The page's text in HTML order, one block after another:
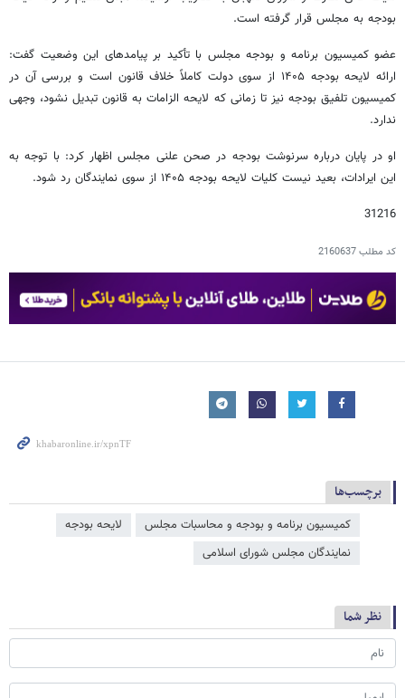
بودجه به مجلس قرار گرفته است.
عضو کمیسیون برنامه و بودجه مجلس با تأکید بر پیامدهای این وضعیت گفت:
ارائه لایحه بودجه ۱۴۰۵ از سوی دولت کاملاً خلاف قانون است و بررسی آن در
کمیسیون تلفیق بودجه نیز تا زمانی که لایحه الزامات به قانون تبدیل نشود، وجهی
ندارد.
او در پایان درباره سرنوشت بودجه در صحن علنی مجلس اظهار کرد: با توجه به
این ایرادات، بعید نیست کلیات لایحه بودجه ۱۴۰۵ از سوی نمایندگان رد شود.
31216
کد مطلب2160637
برچسب‌ها
کمیسیون برنامه و بودجه و محاسبات مجلس
لایحه بودجه
نمایندگان مجلس شورای اسلامی
نظر شما